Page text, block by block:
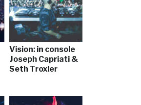
Vision: in console
Joseph Capriati &
Seth Troxler